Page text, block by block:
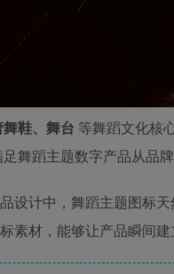
舞蹈社区、艺术培训机
鞋、舞台 等舞蹈文化核
舞蹈主题数字产品从品
设计中，舞蹈主题图标
素材，能够让产品瞬间建